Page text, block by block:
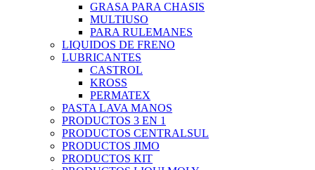
GRASA PARA CHASIS
MULTIUSO
PARA RULEMANES
LIQUIDOS DE FRENO
LUBRICANTES
CASTROL
KROSS
PERMATEX
PASTA LAVA MANOS
PRODUCTOS 3 EN 1
PRODUCTOS CENTRALSUL
PRODUCTOS JIMO
PRODUCTOS KIT